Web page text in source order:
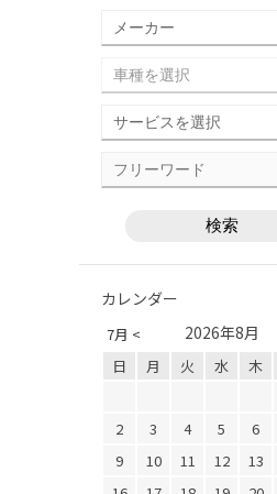
カレンダー
7月 < 2026年8月
日 月 火 水 木
2
3 4 5 6
9
10 11 12 13